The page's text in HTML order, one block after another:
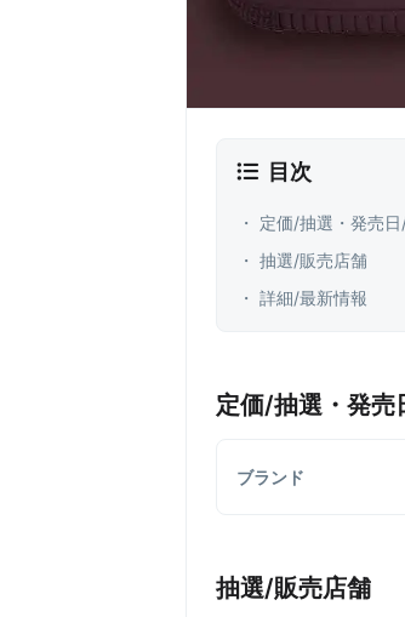
目次
・ 定価/抽選・発売
・ 抽選/販売店舗
・ 詳細/最新情報
定価/抽選・発
ブランド
抽選/販売店舗